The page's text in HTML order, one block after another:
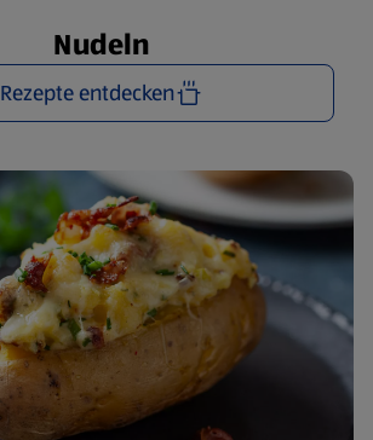
Nudeln
Rezepte entdecken